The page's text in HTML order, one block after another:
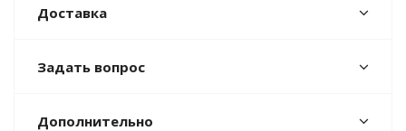
Доставка
Задать вопрос
Дополнительно